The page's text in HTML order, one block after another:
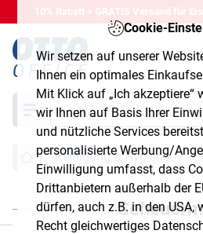
Cookie-
Wir setzen auf unserer
Ihnen ein optimales
Mit Klick auf „Ich akzeptiere“
wir Ihnen auf Basis Ihrer
und nützliche Services
personalisierte Werbung/
Einwilligung umfasst, dass
Drittanbietern außerhalb der
dürfen, auch z.B. in den USA,
Recht gleichwertiges
10% Rabatt + GRATIS Versand für
Suche
Reinigung & Hygiene